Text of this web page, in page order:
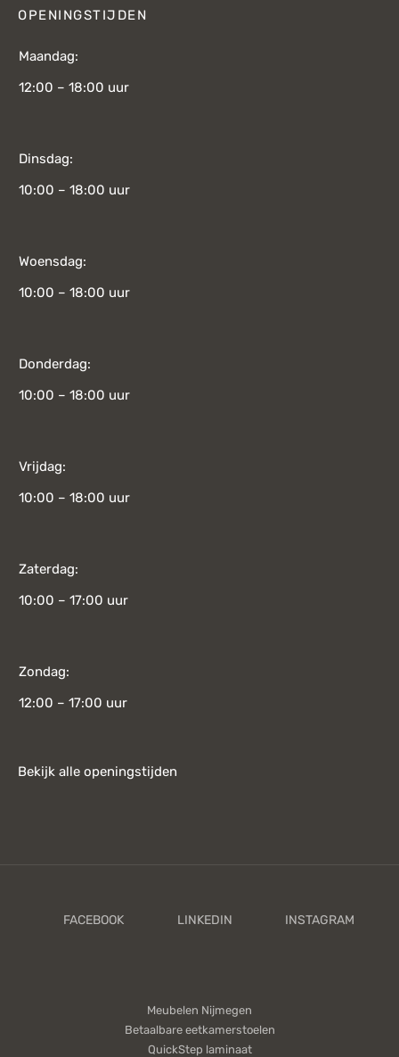
OPENINGSTIJDEN
Maandag:
12:00 – 18:00 uur
Dinsdag:
10:00 – 18:00 uur
Woensdag:
10:00 – 18:00 uur
Donderdag:
10:00 – 18:00 uur
Vrijdag:
10:00 – 18:00 uur
Zaterdag:
10:00 – 17:00 uur
Zondag:
12:00 – 17:00 uur
Bekijk alle openingstijden
Meubelen Nijmegen
Betaalbare eetkamerstoelen
QuickStep laminaat